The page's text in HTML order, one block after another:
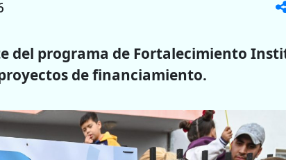
del programa de Fortalecimiento
de financiamiento.